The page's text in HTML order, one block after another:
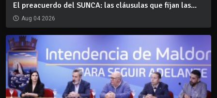
El preacuerdo del SUNCA: las cláusulas que fijan las...
Aug 04 2026